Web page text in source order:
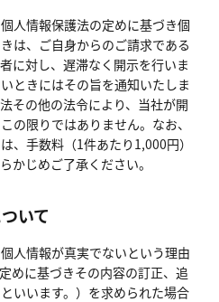
人情報保護法の定めに基づき個
は、ご自身からのご請求である
に対し、遅滞なく開示を行いま
ときにはその旨を通知いたしま
その他の法令により、当社が開
の限りではありません。なお、
、手数料（1件あたり1,000円）
かじめご了承ください。
いて
人情報が真実でないという理由
めに基づきその内容の訂正、追
いいます。）を求められた場合